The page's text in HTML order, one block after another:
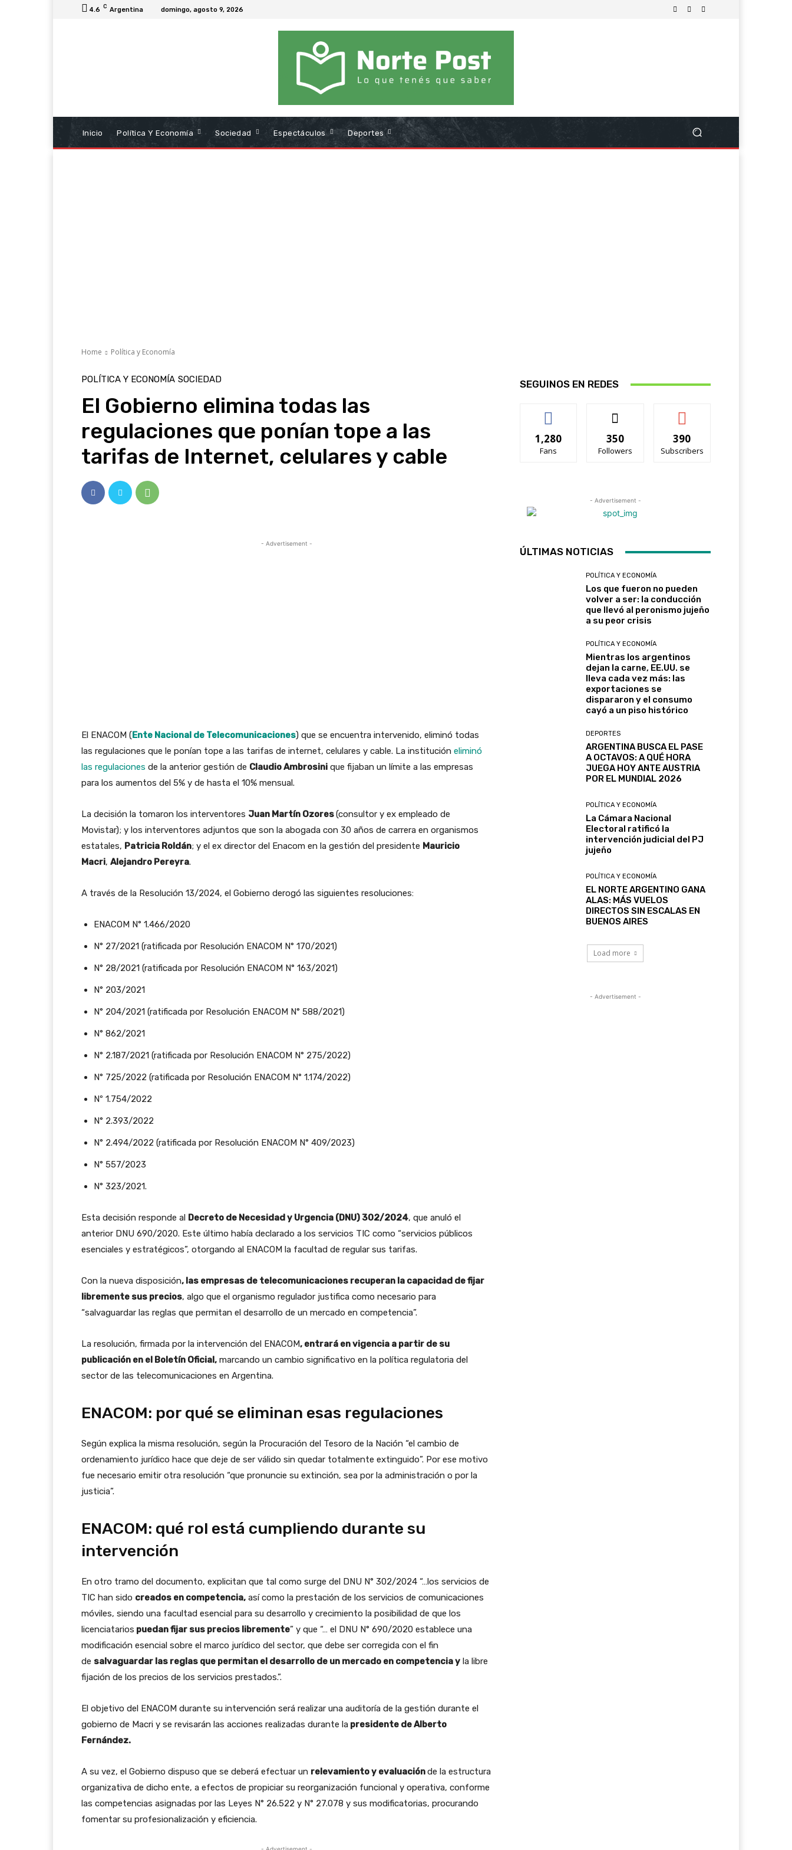
4.6 C Argentina domingo, agosto 9, 2026
Inicio Política Y Economía Sociedad Espectáculos Deportes
Home Política y Economía
POLÍTICA Y ECONOMÍA SOCIEDAD
El Gobierno elimina todas las
regulaciones que ponían tope a las
tarifas de Internet, celulares y cable
- Advertisement -
El ENACOM (Ente Nacional de Telecomunicaciones) que se encuentra intervenido, eliminó todas
las regulaciones que le ponían tope a las tarifas de internet, celulares y cable. La institución eliminó
las regulaciones de la anterior gestión de Claudio Ambrosini que fijaban un límite a las empresas
para los aumentos del 5% y de hasta el 10% mensual.
La decisión la tomaron los interventores Juan Martín Ozores(consultor y ex empleado de
Movistar); y los interventores adjuntos que son la abogada con 30 años de carrera en organismos
estatales, Patricia Roldán; y el ex director del Enacom en la gestión del presidente Mauricio
Macri, Alejandro Pereyra.
A través de la Resolución 13/2024, el Gobierno derogó las siguientes resoluciones:
ENACOM N° 1.466/2020
N° 27/2021 (ratificada por Resolución ENACOM N° 170/2021)
N° 28/2021 (ratificada por Resolución ENACOM N° 163/2021)
N° 203/2021
N° 204/2021 (ratificada por Resolución ENACOM N° 588/2021)
N° 862/2021
N° 2.187/2021 (ratificada por Resolución ENACOM N° 275/2022)
N° 725/2022 (ratificada por Resolución ENACOM N° 1.174/2022)
Nº 1.754/2022
N° 2.393/2022
N° 2.494/2022 (ratificada por Resolución ENACOM N° 409/2023)
N° 557/2023
N° 323/2021.
Esta decisión responde al Decreto de Necesidad y Urgencia (DNU) 302/2024, que anuló el
anterior DNU 690/2020. Este último había declarado a los servicios TIC como “servicios públicos
esenciales y estratégicos”, otorgando al ENACOM la facultad de regular sus tarifas.
Con la nueva disposición, las empresas de telecomunicaciones recuperan la capacidad de fijar
libremente sus precios, algo que el organismo regulador justifica como necesario para
“salvaguardar las reglas que permitan el desarrollo de un mercado en competencia”.
La resolución, firmada por la intervención del ENACOM, entrará en vigencia a partir de su
publicación en el Boletín Oficial, marcando un cambio significativo en la política regulatoria del
sector de las telecomunicaciones en Argentina.
ENACOM: por qué se eliminan esas regulaciones
Según explica la misma resolución, según la Procuración del Tesoro de la Nación “el cambio de
ordenamiento jurídico hace que deje de ser válido sin quedar totalmente extinguido”. Por ese motivo
fue necesario emitir otra resolución “que pronuncie su extinción, sea por la administración o por la
justicia”.
ENACOM: qué rol está cumpliendo durante su
intervención
En otro tramo del documento, explicitan que tal como surge del DNU N° 302/2024 “…los servicios de
TIC han sido creados en competencia, así como la prestación de los servicios de comunicaciones
móviles, siendo una facultad esencial para su desarrollo y crecimiento la posibilidad de que los
licenciatarios puedan fijar sus precios libremente” y que “… el DNU N° 690/2020 establece una
modificación esencial sobre el marco jurídico del sector, que debe ser corregida con el fin
de salvaguardar las reglas que permitan el desarrollo de un mercado en competencia y la libre
fijación de los precios de los servicios prestados.”.
El objetivo del ENACOM durante su intervención será realizar una auditoría de la gestión durante el
gobierno de Macri y se revisarán las acciones realizadas durante la presidente de Alberto
Fernández.
A su vez, el Gobierno dispuso que se deberá efectuar un relevamiento y evaluaciónde la estructura
organizativa de dicho ente, a efectos de propiciar su reorganización funcional y operativa, conforme
las competencias asignadas por las Leyes N° 26.522 y N° 27.078 y sus modificatorias, procurando
fomentar su profesionalización y eficiencia.
SEGUINOS EN REDES
1,280
Fans
350
Followers
390
Subscribers
- Advertisement -
ÚLTIMAS NOTICIAS
POLÍTICA Y ECONOMÍA
Los que fueron no pueden
volver a ser: la conducción
que llevó al peronismo jujeño
a su peor crisis
POLÍTICA Y ECONOMÍA
Mientras los argentinos
dejan la carne, EE.UU. se
lleva cada vez más: las
exportaciones se
dispararon y el consumo
cayó a un piso histórico
DEPORTES
ARGENTINA BUSCA EL PASE
A OCTAVOS: A QUÉ HORA
JUEGA HOY ANTE AUSTRIA
POR EL MUNDIAL 2026
POLÍTICA Y ECONOMÍA
La Cámara Nacional
Electoral ratificó la
intervención judicial del PJ
jujeño
POLÍTICA Y ECONOMÍA
EL NORTE ARGENTINO GANA
ALAS: MÁS VUELOS
DIRECTOS SIN ESCALAS EN
BUENOS AIRES
Load more
- Advertisement -